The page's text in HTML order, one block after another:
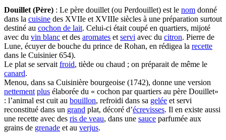
Douillet (Père) : Le père douillet (ou Perdouillet) est le nom donné
dans la cuisine des XVIIe et XVIIIe siècles à une préparation surtout
destiné au cochon de lait. Celui-ci était coupé en quartiers, mijoté
avec du vin blanc et des aromates et servi avec du citron. Pierre de
Lune, écuyer de bouche du prince de Rohan, en rédigea la recette
dans le Cuisinier 654).
Le plat se servait froid, tiède ou chaud ; on préparait de même le
canard.
Menou, dans sa Cuisinière bourgeoise (1742), donne une version
nettement plus élaborée du « cochon par quartiers au père Douillet»
: l’animal est cuit au bouillon, refroidi dans sa gelée et servi
reconstitué dans un grand plat, décoré d’écrevisses. Il en existe aussi
une recette avec des ris de veau, dans une sauce parfumée aux
grains de grenade et au verjus.